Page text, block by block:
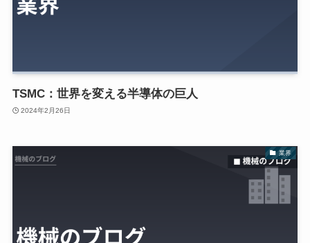
TSMC：世界を変える半導体の巨人
2024年2月26日
業界